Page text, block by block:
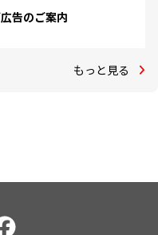
告のご案内
もっと見る